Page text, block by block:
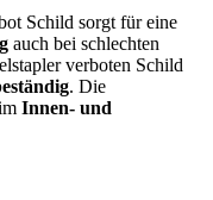
Schild sorgt für eine
auch bei schlechten
verboten Schild
. Die
Innen- und